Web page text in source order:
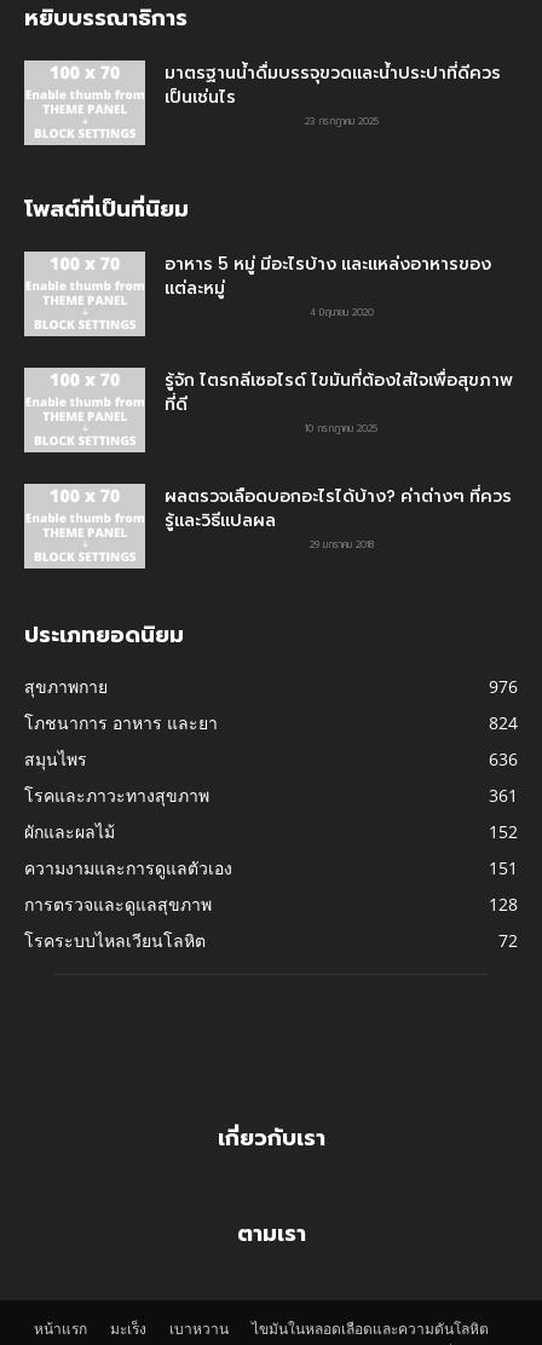
หยิบบรรณาธิการ
มาตรฐานน้ำดื่มบรรจุขวดและน้ำประปาที่ดีควร
เป็นเช่นไร
23 กรกฎาคม 2025
โพสต์ที่เป็นที่นิยม
อาหาร 5 หมู่ มีอะไรบ้าง และแหล่งอาหารของ
แต่ละหมู่
4 มิถุนายน 2020
รู้จัก ไตรกลีเซอไรด์ ไขมันที่ต้องใส่ใจเพื่อสุขภาพ
ที่ดี
10 กรกฎาคม 2025
ผลตรวจเลือดบอกอะไรได้บ้าง? ค่าต่างๆ ที่ควร
รู้และวิธีแปลผล
29 มกราคม 2018
ประเภทยอดนิยม
สุขภาพกาย
976
โภชนาการ อาหาร และยา
824
สมุนไพร
636
โรคและภาวะทางสุขภาพ
361
ผักและผลไม้
152
ความงามและการดูแลตัวเอง
151
การตรวจและดูแลสุขภาพ
128
โรคระบบไหลเวียนโลหิต
72
เกี่ยวกับเรา
ตามเรา
หน้าแรก มะเร็ง เบาหวาน
ไขมันในหลอดเลือดและความดันโลหิต